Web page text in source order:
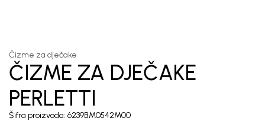
Čizme za dječake
ČIZME ZA DJEČAKE
PERLETTI
Šifra proizvoda: 6239BM0542M00